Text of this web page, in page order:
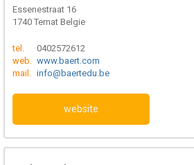
Essenestraat 16
1740 Ternat Belgie
tel.
0402572612
web. www.baert.com
mail. info@baertedu.be
website